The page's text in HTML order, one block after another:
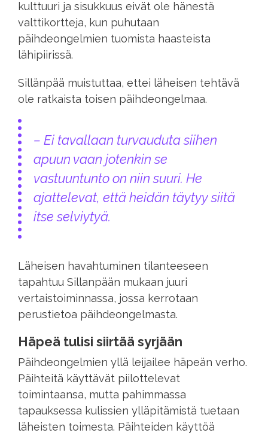
kulttuuri ja sisukkuus eivät ole hänestä
valttikortteja, kun puhutaan
päihdeongelmien tuomista haasteista
lähipiirissä.
Sillänpää muistuttaa, ettei läheisen tehtävä
ole ratkaista toisen päihdeongelmaa.
– Ei tavallaan turvauduta siihen
apuun vaan jotenkin se
vastuuntunto on niin suuri. He
ajattelevat, että heidän täytyy siitä
itse selviytyä.
Läheisen havahtuminen tilanteeseen
tapahtuu Sillanpään mukaan juuri
vertaistoiminnassa, jossa kerrotaan
perustietoa päihdeongelmasta.
Häpeä tulisi siirtää syrjään
Päihdeongelmien yllä leijailee häpeän verho.
Päihteitä käyttävät piilottelevat
toimintaansa, mutta pahimmassa
tapauksessa kulissien ylläpitämistä tuetaan
läheisten toimesta. Päihteiden käyttöä